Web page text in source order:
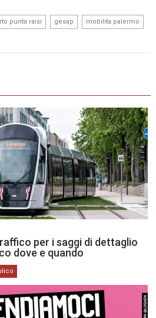
punta raisi gesap mobilita palermo
per i saggi di dettaglio
dove e quando